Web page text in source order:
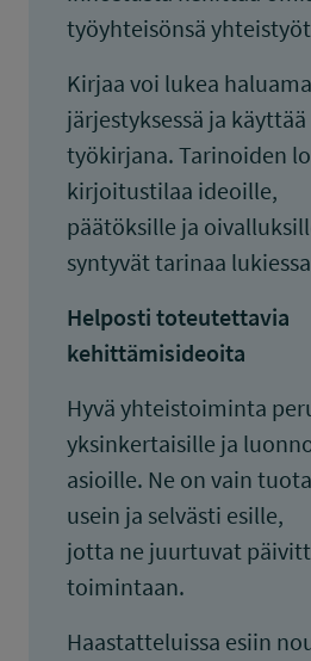
työyhteisönsä
Kirjaa voi lukea
järjestyksessä ja
työkirjana. Tarinoiden
kirjoitustilaa ideoille,
päätöksille ja
syntyvät tarinaa
Helposti toteutettavia
kehittämisideoita
Hyvä yhteistoiminta
yksinkertaisille ja
asioille. Ne on vain
usein ja selvästi esille,
jotta ne juurtuvat
toimintaan.
Haastatteluissa esiin